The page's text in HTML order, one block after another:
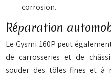
corrosion.
Réparation
Le Gysmi 160P peut
de carrosseries et de
souder des tôles fines et à